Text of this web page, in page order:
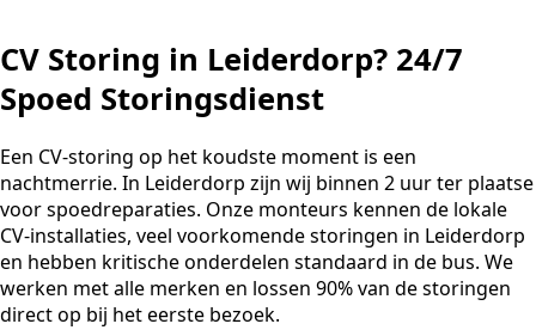
CV Storing in Leiderdorp? 24/7
Spoed Storingsdienst
Een CV-storing op het koudste moment is een
nachtmerrie. In Leiderdorp zijn wij binnen 2 uur ter plaatse
voor spoedreparaties. Onze monteurs kennen de lokale
CV-installaties, veel voorkomende storingen in Leiderdorp
en hebben kritische onderdelen standaard in de bus. We
werken met alle merken en lossen 90% van de storingen
direct op bij het eerste bezoek.